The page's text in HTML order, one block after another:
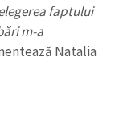
faptului
m-a
Natalia